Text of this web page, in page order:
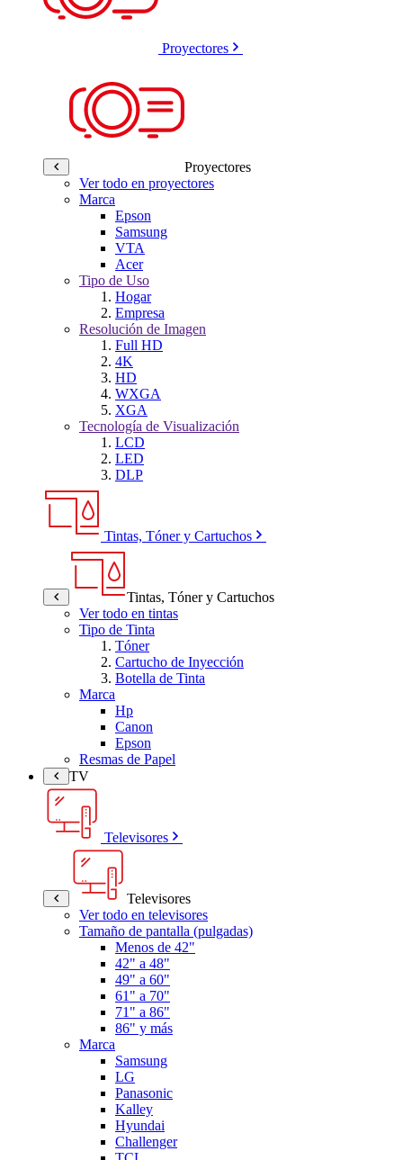
Proyectores
Proyectores
Ver todo en proyectores
Marca
Epson
Samsung
VTA
Acer
Tipo de Uso
Hogar
Empresa
Resolución de Imagen
Full HD
4K
HD
WXGA
XGA
Tecnología de Visualización
LCD
LED
DLP
Tintas, Tóner y Cartuchos
Tintas, Tóner y Cartuchos
Ver todo en tintas
Tipo de Tinta
Tóner
Cartucho de Inyección
Botella de Tinta
Marca
Hp
Canon
Epson
Resmas de Papel
TV
Televisores
Televisores
Ver todo en televisores
Tamaño de pantalla (pulgadas)
Menos de 42"
42" a 48"
49" a 60"
61" a 70"
71" a 86"
86" y más
Marca
Samsung
LG
Panasonic
Kalley
Hyundai
Challenger